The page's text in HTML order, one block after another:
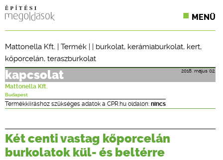
MENÜ
SZAKLAPOK
CPR TERMÉKKIÍRÁS
ÉPÍTÉSI JOG
ONLINE KÉPZÉSEK
TERVEZÉSI SEGÉDLETEK
Mattonella Kft. | Termék | | burkolat, kerámiaburkolat, kert,
kőporcelán, teraszburkolat
2018. május 02.
kapcsolat
Mattonella Kft.
Budapest
Termékkiíráshoz szükséges adatok a CPR.hu oldalon: nincs
Két centi vastag kőporcelán
burkolatok kül- és beltérre